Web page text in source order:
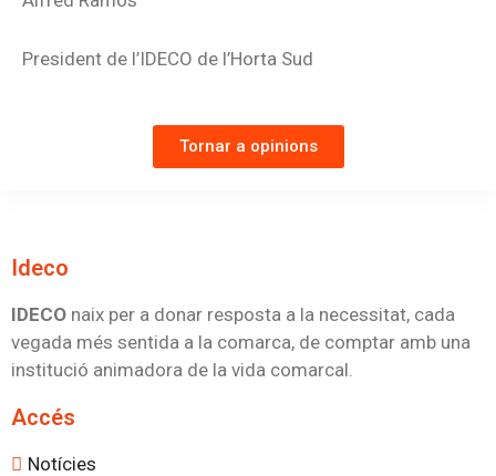
President de l’IDECO de l’Horta Sud
Tornar a opinions
Ideco
IDECO naix per a donar resposta a la necessitat, cada
vegada més sentida a la comarca, de comptar amb una
institució animadora de la vida comarcal.
Accés
Notícies